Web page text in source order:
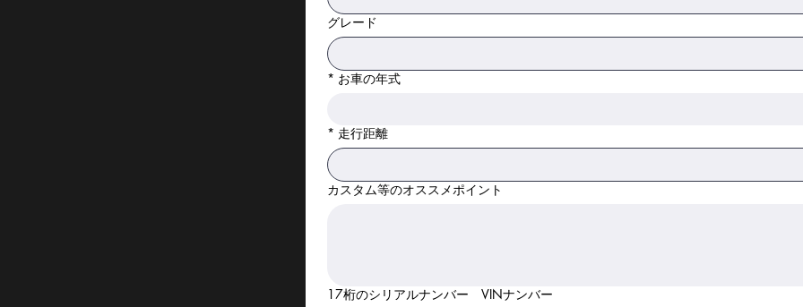
グレード
* お車の年式
* 走行距離
カスタム等のオススメポイント
17桁のシリアルナンバー VINナンバー